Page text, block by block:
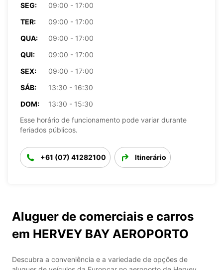
SEG:
09:00 - 17:00
TER:
09:00 - 17:00
QUA:
09:00 - 17:00
QUI:
09:00 - 17:00
SEX:
09:00 - 17:00
SÁB:
13:30 - 16:30
DOM:
13:30 - 15:30
Esse horário de funcionamento pode variar durante
feriados públicos.
+61 (07) 41282100 Itinerário
Aluguer de comerciais e carros
em HERVEY BAY AEROPORTO
Descubra a conveniência e a variedade de opções de